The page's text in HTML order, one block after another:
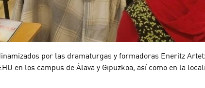
por las dramaturgas y formadoras Eneritz
en los campus de Álava y Gipuzkoa, así como en la